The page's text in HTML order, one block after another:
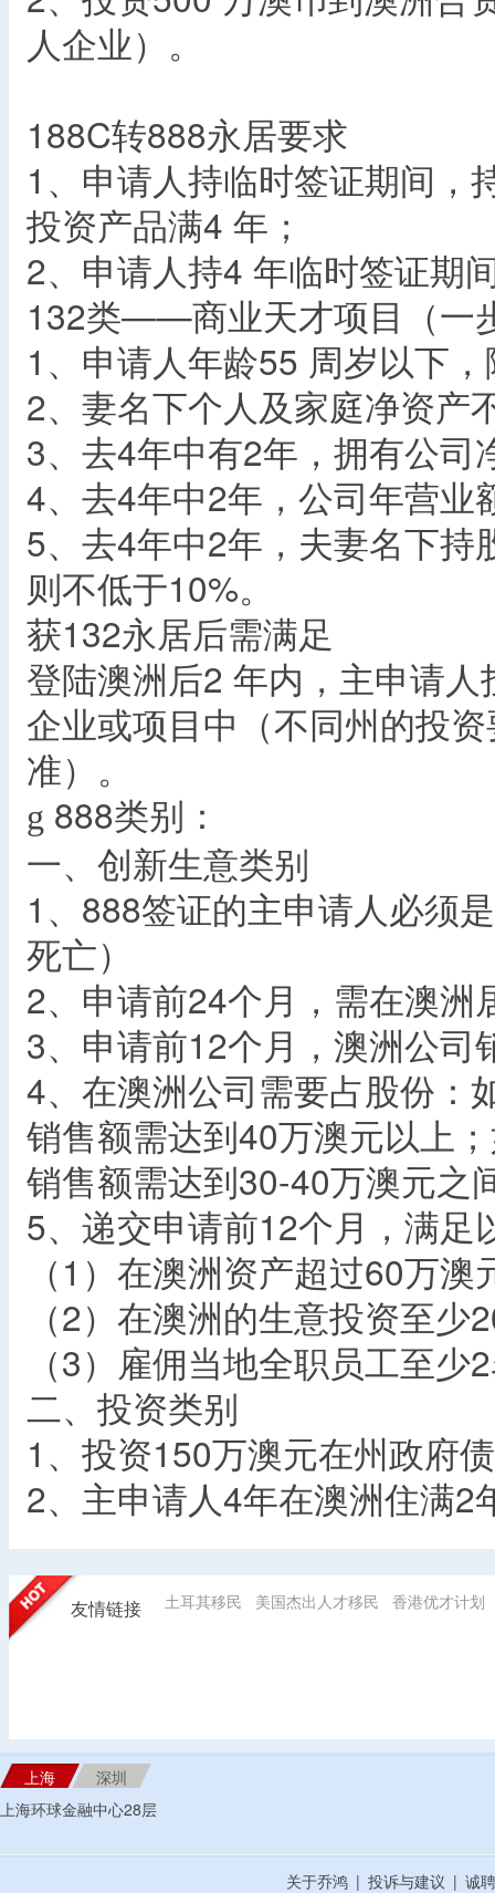
人企业）。
188C转888永居要求
1、申请人持临时签证期间，
投资产品满4 年；
2、申请人持4 年临时签证期
132类——商业天才项目（一
1、申请人年龄55 周岁以下
2、妻名下个人及家庭净资产
3、去4年中有2年，拥有公司
4、去4年中2年，公司年营业
5、去4年中2年，夫妻名下
则不低于10%。
获132永居后需满足
登陆澳洲后2 年内，主申请
企业或项目中（不同州的投
准）。
g 888类别：
一、创新生意类别
1、888签证的主申请人必须
死亡）
2、申请前24个月，需在澳洲
3、申请前12个月，澳洲公司
4、在澳洲公司需要占股份：
销售额需达到40万澳元以上
销售额需达到30-40万澳元之
5、递交申请前12个月，满足
（1）在澳洲资产超过60万澳
（2）在澳洲的生意投资至少
（3）雇佣当地全职员工至少
二、投资类别
1、投资150万澳元在州政府
2、主申请人4年在澳洲住满2
友情链接 土耳其移民 美国杰出人才移民 香港优才计划
上海
深圳
上海环球金融中心28层
关于乔鸿 | 投诉与建议 | 诚